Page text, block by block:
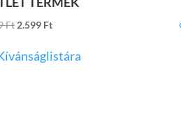
Ft Original
was:
2.599 FtCurrent
is: